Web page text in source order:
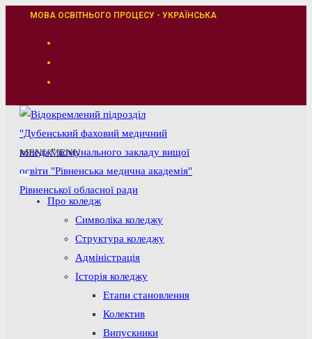
ПерейтиМОВА ОСВІТНЬОГО ПРОЦЕСУ - УКРАЇНСЬКА
MENUMENU
Про коледж
Символіка коледжу
Структура коледжу
Адміністрація
Історія коледжу
Етапи становлення
Колектив
Випускники